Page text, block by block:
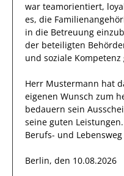
war teamorientiert,
es, die
in die Betreuung
der beteiligten
und soziale Kompetenz
Herr Mustermann hat
eigenen Wunsch zum
bedauern sein
seine guten
Berufs- und
Berlin, den 10.08.2026